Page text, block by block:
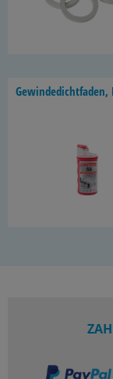
Ge­win­de­dicht­fa­den,